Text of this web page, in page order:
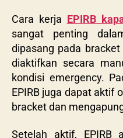
Cara kerja EPIRB
sangat penting
dipasang pada
diaktifkan secara
kondisi emergency.
EPIRB juga dapat aktif
bracket dan
Setelah aktif, EPIRB